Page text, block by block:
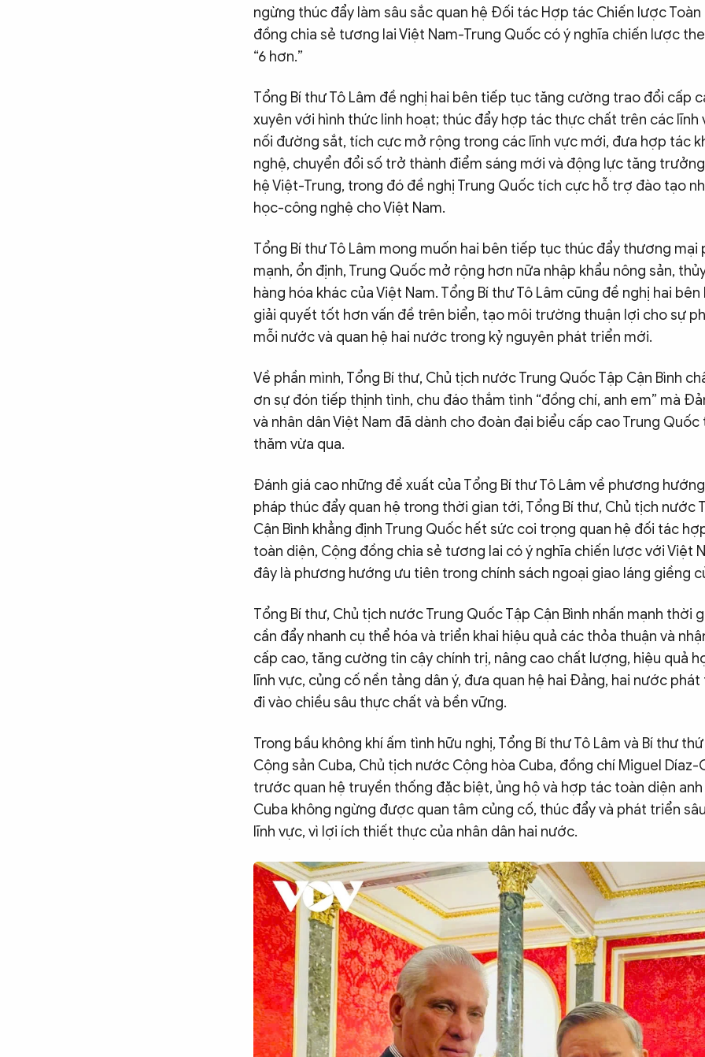
ngừng thúc đẩy làm sâu sắc quan hệ Đối tác Hợp tác Chiến lược Toàn
đồng chia sẻ tương lai Việt Nam-Trung Quốc có ý nghĩa chiến lược
“6 hơn.”
Tổng Bí thư Tô Lâm đề nghị hai bên tiếp tục tăng cường trao đổi cấp
xuyên với hình thức linh hoạt; thúc đẩy hợp tác thực chất trên các lĩnh
nối đường sắt, tích cực mở rộng trong các lĩnh vực mới, đưa hợp tác
nghệ, chuyển đổi số trở thành điểm sáng mới và động lực tăng
hệ Việt-Trung, trong đó đề nghị Trung Quốc tích cực hỗ trợ đào tạo
học-công nghệ cho Việt Nam.
Tổng Bí thư Tô Lâm mong muốn hai bên tiếp tục thúc đẩy thương mại
mạnh, ổn định, Trung Quốc mở rộng hơn nữa nhập khẩu nông sản,
hàng hóa khác của Việt Nam. Tổng Bí thư Tô Lâm cũng đề nghị hai
giải quyết tốt hơn vấn đề trên biển, tạo môi trường thuận lợi cho sự
mỗi nước và quan hệ hai nước trong kỷ nguyên phát triển mới.
Về phần mình, Tổng Bí thư, Chủ tịch nước Trung Quốc Tập Cận Bình
ơn sự đón tiếp thịnh tình, chu đáo thắm tình “đồng chí, anh em” mà
và nhân dân Việt Nam đã dành cho đoàn đại biểu cấp cao Trung
thăm vừa qua.
Đánh giá cao những đề xuất của Tổng Bí thư Tô Lâm về phương
pháp thúc đẩy quan hệ trong thời gian tới, Tổng Bí thư, Chủ tịch nước
Cận Bình khẳng định Trung Quốc hết sức coi trọng quan hệ đối tác
toàn diện, Cộng đồng chia sẻ tương lai có ý nghĩa chiến lược với Việt
đây là phương hướng ưu tiên trong chính sách ngoại giao láng giềng
Tổng Bí thư, Chủ tịch nước Trung Quốc Tập Cận Bình nhấn mạnh thời
cần đẩy nhanh cụ thể hóa và triển khai hiệu quả các thỏa thuận và
cấp cao, tăng cường tin cậy chính trị, nâng cao chất lượng, hiệu quả
lĩnh vực, củng cố nền tảng dân ý, đưa quan hệ hai Đảng, hai nước
đi vào chiều sâu thực chất và bền vững.
Trong bầu không khí ấm tình hữu nghị, Tổng Bí thư Tô Lâm và Bí thư
Cộng sản Cuba, Chủ tịch nước Cộng hòa Cuba, đồng chí Miguel Díaz-
trước quan hệ truyền thống đặc biệt, ủng hộ và hợp tác toàn diện
Cuba không ngừng được quan tâm củng cố, thúc đẩy và phát triển
lĩnh vực, vì lợi ích thiết thực của nhân dân hai nước.